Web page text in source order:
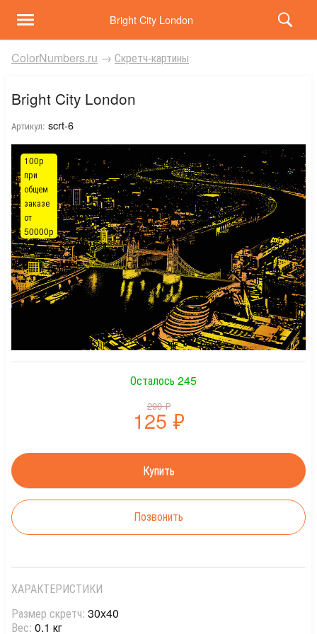
Bright City London
ColorNumbers.ru → Скретч-картины
Bright City London
Артикул: scrt-6
100р
при
общем
заказе
от
50000р
Осталось 245
290₽
125 ₽
Позвонить
ХАРАКТЕРИСТИКИ
Размер скретч: 30x40
Вес: 0.1 кг